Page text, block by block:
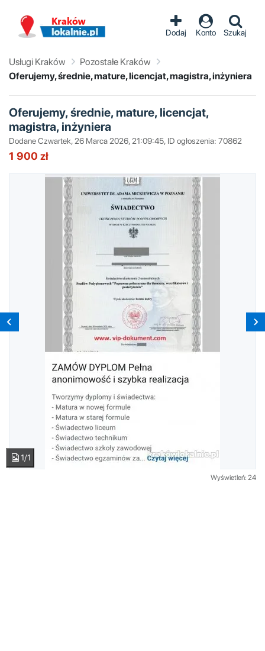
Dodaj Konto Szukaj
Usługi Kraków
Pozostałe Kraków
Oferujemy, średnie, mature, licencjat, magistra, inżyniera
Oferujemy, średnie, mature, licencjat,
magistra, inżyniera
Dodane Czwartek, 26 Marca 2026, 21:09:45, ID ogłoszenia: 70862
1 900 zł
1/1
Wyświetleń: 24